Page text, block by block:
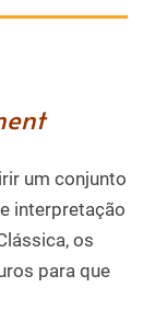
um conjunto
interpretação
os
para que